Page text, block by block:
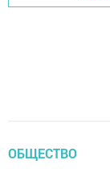
ОБЩЕСТВО